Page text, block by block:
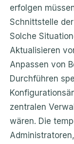
erfolgen
Schnittstelle
Solche
Aktualisieren
Anpassen von
Durchführen
zentralen
wären. Die